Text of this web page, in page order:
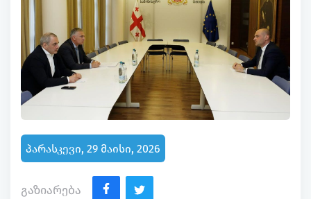
პარასკევი, 29 მაისი, 2026
გაზიარება